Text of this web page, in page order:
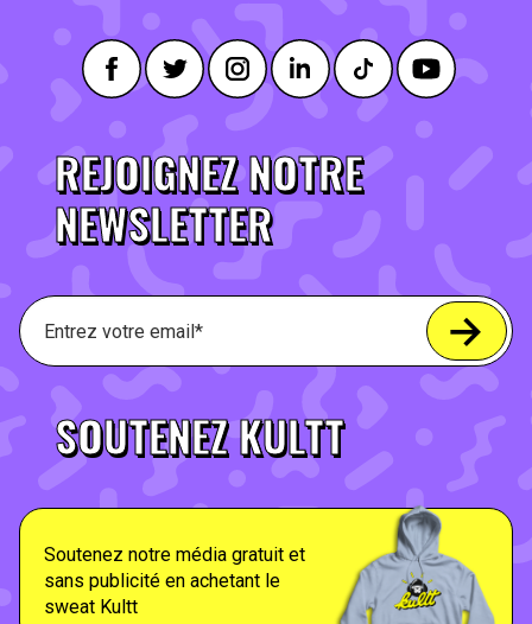
REJOIGNEZ NOTRE
NEWSLETTER
SOUTENEZ KULTT
Soutenez notre média gratuit et
sans publicité en achetant le
sweat Kultt